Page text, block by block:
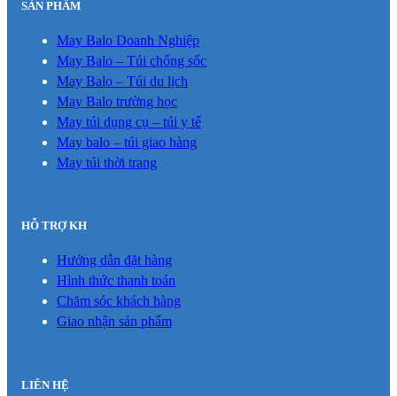
SẢN PHẨM
May Balo Doanh Nghiệp
May Balo – Túi chống sốc
May Balo – Túi du lịch
May Balo trường học
May túi dụng cụ – túi y tế
May balo – túi giao hàng
May túi thời trang
HỖ TRỢ KH
Hướng dẫn đặt hàng
Hình thức thanh toán
Chăm sóc khách hàng
Giao nhận sản phẩm
LIÊN HỆ